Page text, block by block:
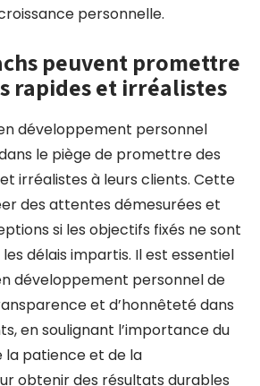
personnelle.
peuvent promettre
rapides et irréalistes
développement personnel
le piège de promettre des
irréalistes à leurs clients. Cette
des attentes démesurées et
si les objectifs fixés ne sont
délais impartis. Il est essentiel
développement personnel de
et d’honnêteté dans
en soulignant l’importance du
la patience et de la
obtenir des résultats durables